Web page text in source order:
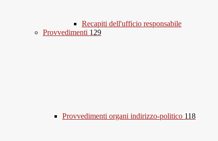
Recapiti dell'ufficio responsabile
Provvedimenti 129
Provvedimenti organi indirizzo-politico 118